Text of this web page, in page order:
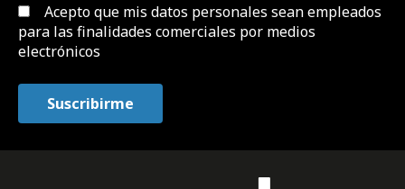
Acepto que mis datos personales sean empleados
para las finalidades comerciales por medios
electrónicos